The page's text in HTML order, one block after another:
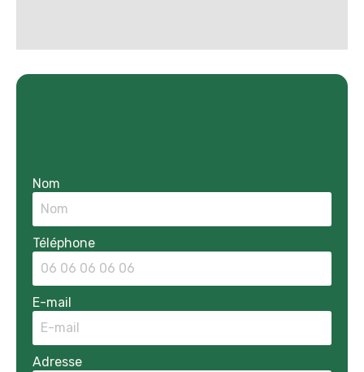
Nom
Téléphone
E-mail
Adresse